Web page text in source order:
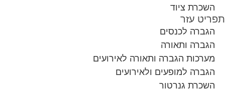
השכרת ציוד
תפריט עזר
הגברה לכנסים
הגברה ותאורה
מערכות הגברה ותאורה לאירועים
הגברה למופעים ולאירועים
השכרת גנרטור